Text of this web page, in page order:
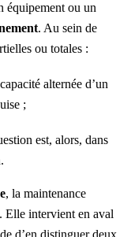
équipement ou un
. Au sein de
ou totales :
alternée d’un
;
est, alors, dans
, la maintenance
Elle intervient en aval
d’en distinguer deux